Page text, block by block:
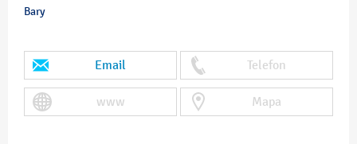
Bary
Email Telefon
www Mapa